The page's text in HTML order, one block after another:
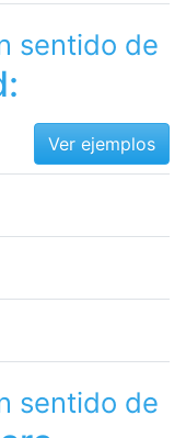
sentido de
Ver ejemplos
sentido de